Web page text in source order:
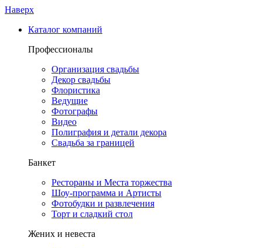
Наверх
Каталог компаний
Профессионалы
Организация свадьбы
Декор свадьбы
Флористика
Ведущие
Фотографы
Видео
Полиграфия и детали декора
Свадьба за границей
Банкет
Рестораны и Места торжества
Шоу-программа и Артисты
Фотобудки и развлечения
Торт и сладкий стол
Жених и невеста